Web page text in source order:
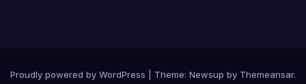
Proudly powered by WordPress Theme: Newsup by Themeansar.